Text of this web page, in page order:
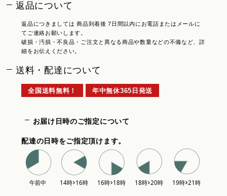
返品について
返品につきましては 商品到着後 7日間以内にお電話またはメールに
てご連絡お願いします。
破損・汚損・不良品・ご注文と異なる商品や数量などの不備など、詳
細をお伝えください。
送料・配達について
全国送料無料！ 年中無休365日発送
お届け日時のご指定について
配達の日時をご指定頂けます。